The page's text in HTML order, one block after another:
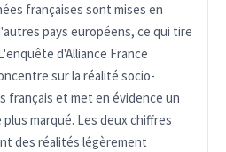
françaises sont mises en
pays européens, ce qui tire
d'Alliance France
sur la réalité socio-
français et met en évidence un
marqué. Les deux chiffres
des réalités légèrement